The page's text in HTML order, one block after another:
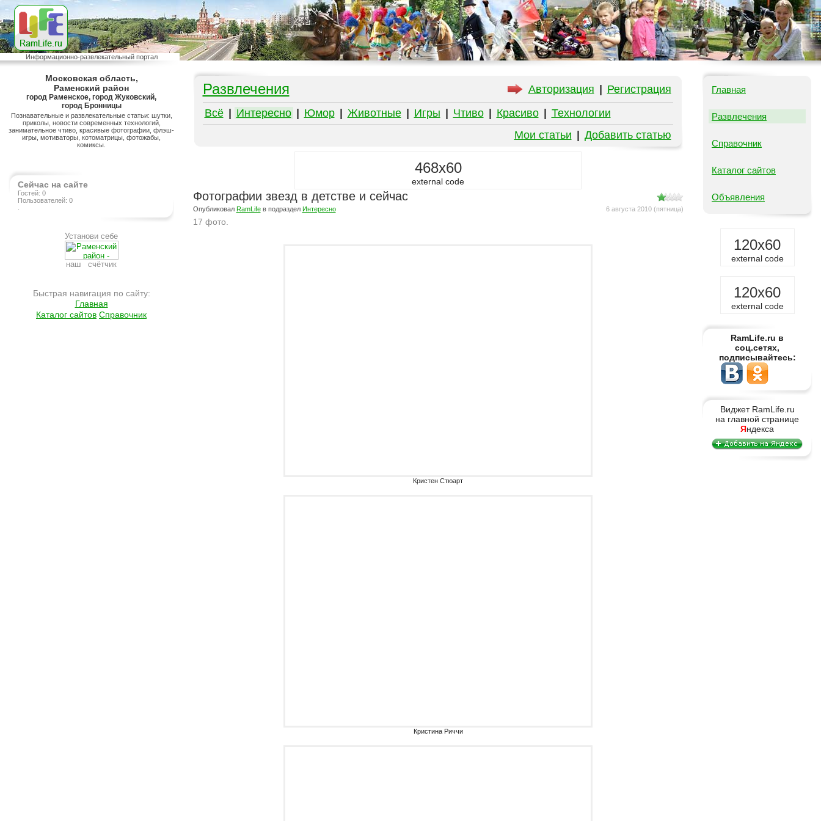
Информационно-развлекательный портал
Московская область,
Раменский район
город Раменское, город Жуковский,
город Бронницы
Познавательные и развлекательные статьи: шутки,
приколы, новости современных технологий,
занимательное чтиво, красивые фотографии, флэш-
игры, мотиваторы, котоматрицы, фотожабы,
комиксы.
Сейчас на сайте
Гостей: 0
Пользователей: 0
Установи себе
наш счётчик
Быстрая навигация по сайту:
Главная
Каталог сайтов Справочник
Авторизация Регистрация
Развлечения
Всё Интересно Юмор Животные Игры Чтиво Красиво
Технологии
Мои статьи
Добавить статью
468x60
external code
Фотографии звезд в детстве и сейчас
6 августа 2010 (пятница)
Опубликовал RamLifeв подраздел Интересно
17 фото.
Кристен Стюарт
Кристина Риччи
Главная
Развлечения
Справочник
Каталог сайтов
Объявления
120x60
external code
120x60
external code
RamLife.ru в
соц.сетях,
подписывайтесь:
Виджет RamLife.ru
на главной странице
Яндекса